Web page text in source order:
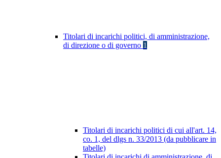
Titolari di incarichi politici, di amministrazione,
di direzione o di governo 1
Titolari di incarichi politici di cui all'art. 14,
co. 1, del dlgs n. 33/2013 (da pubblicare in
tabelle)